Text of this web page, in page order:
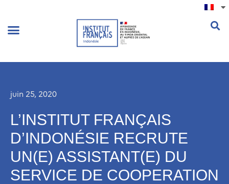
juin 25, 2020
L’INSTITUT FRANÇAIS
D’INDONÉSIE RECRUTE
UN(E) ASSISTANT(E) DU
SERVICE DE COOPERATION